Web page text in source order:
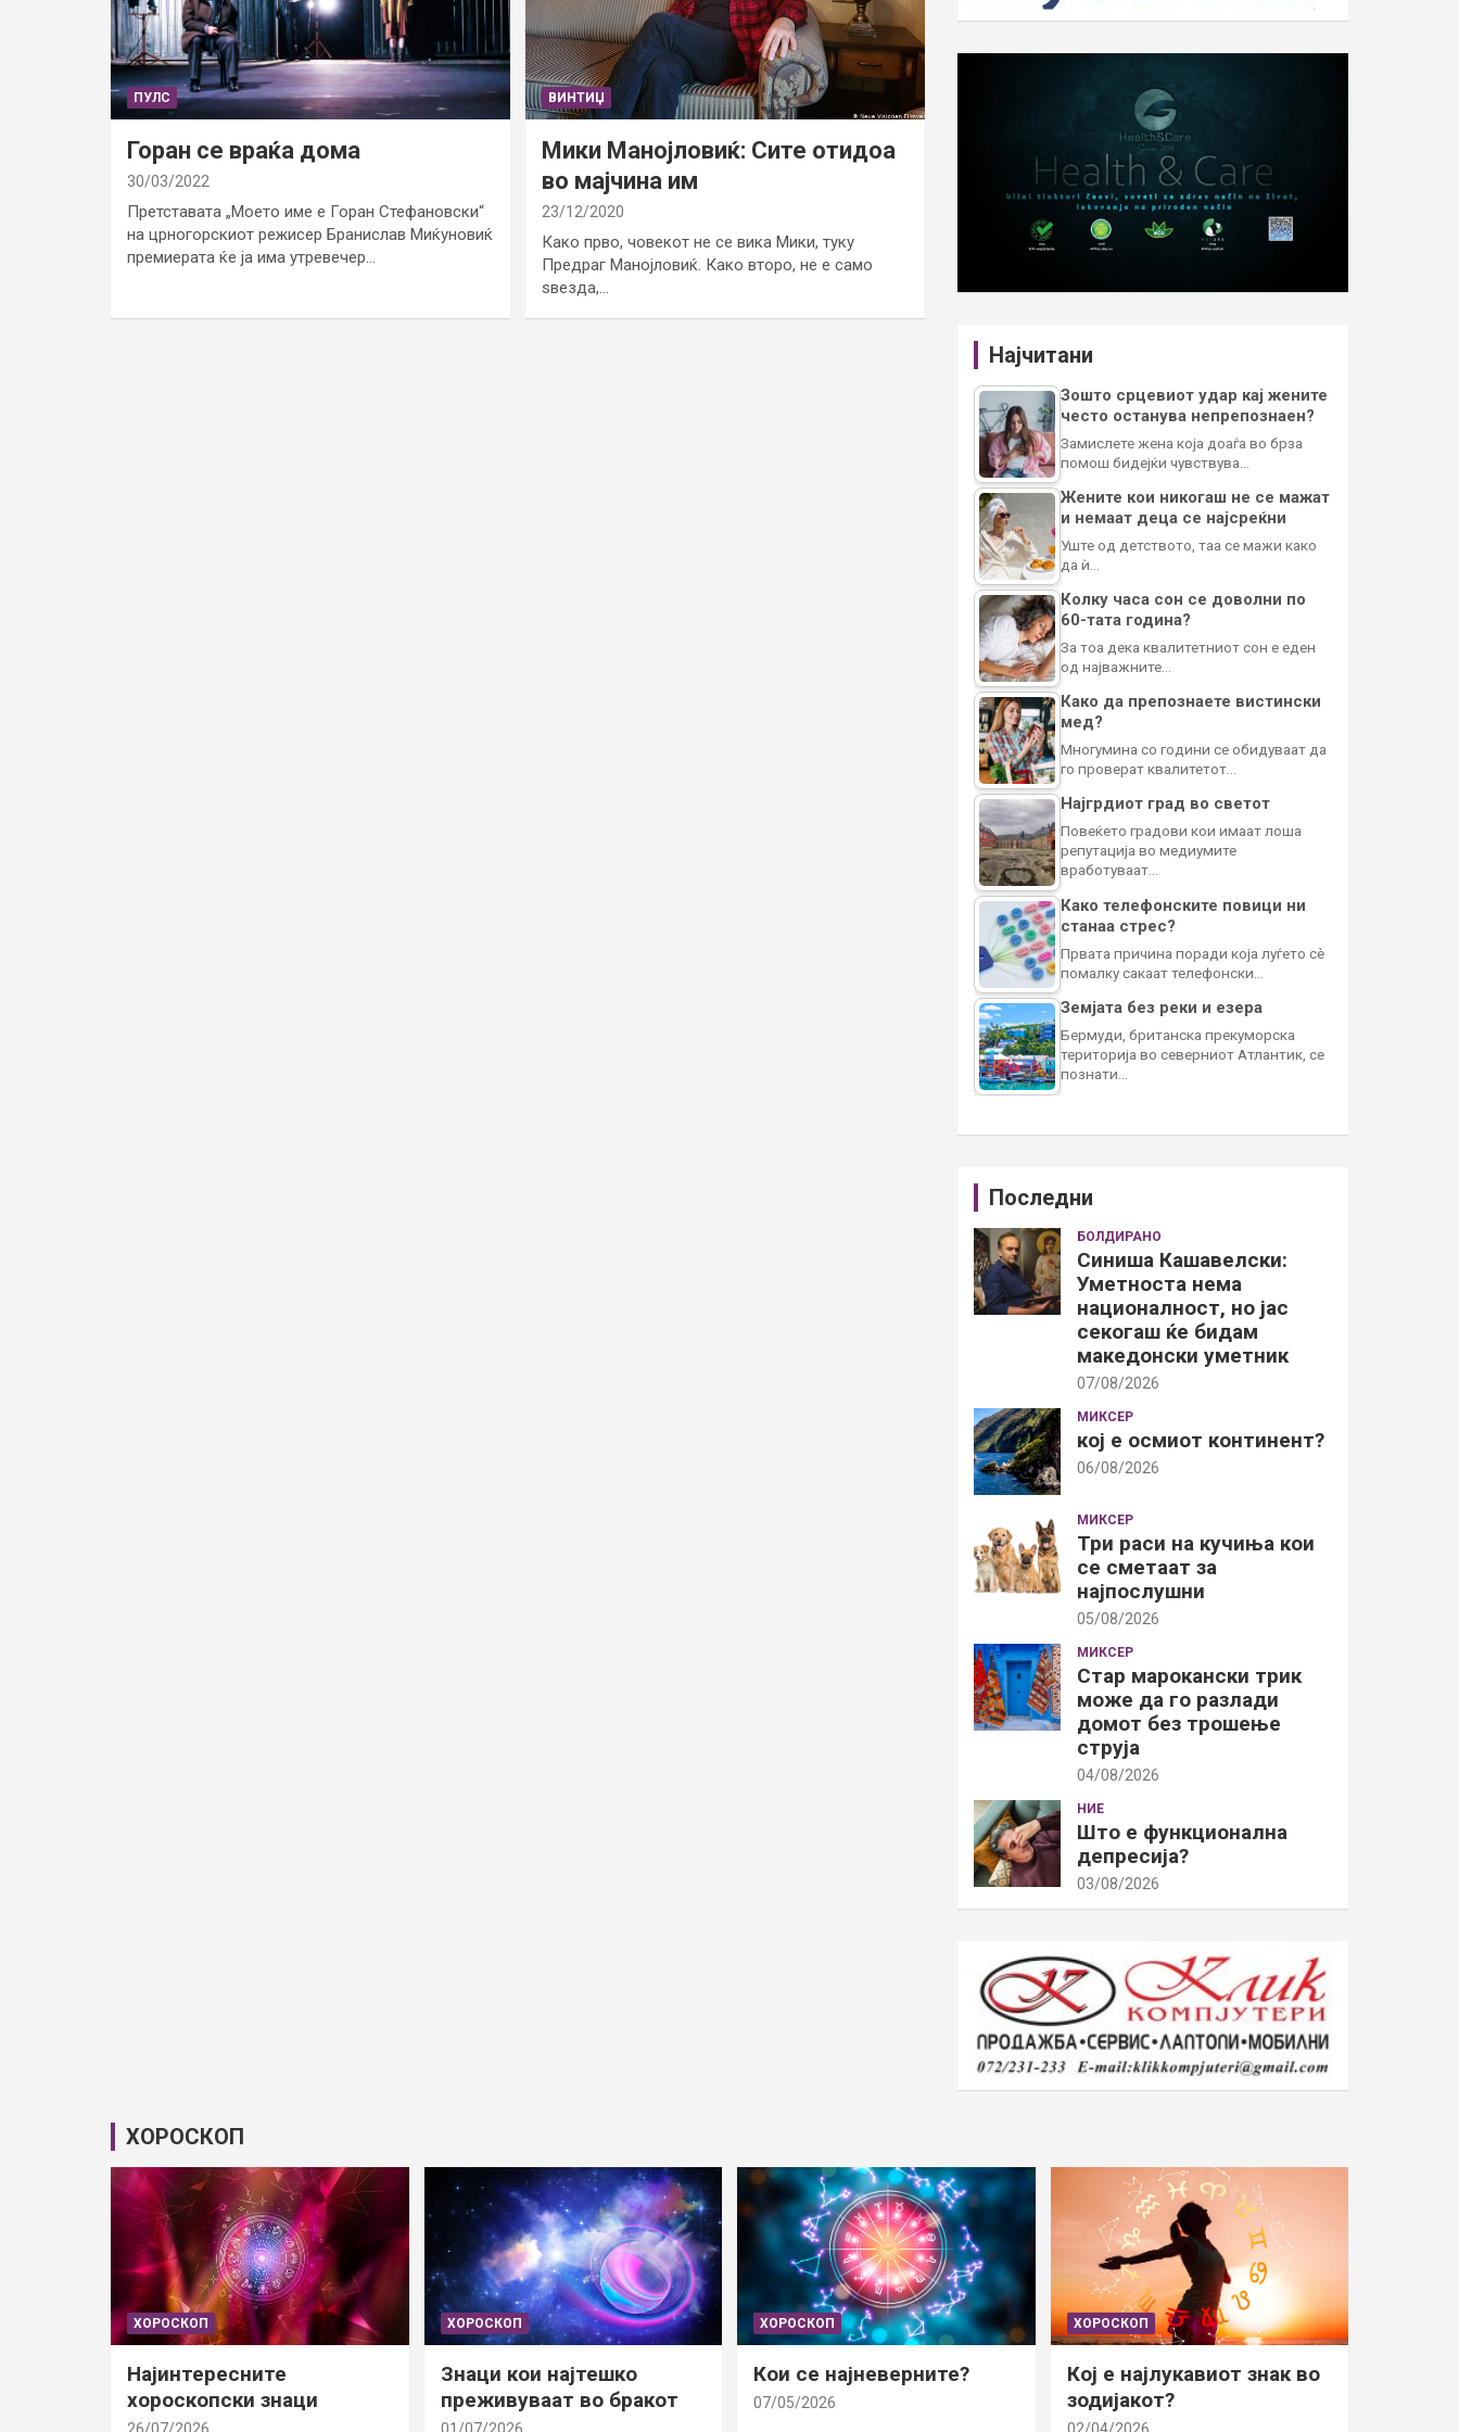
ПУЛС
Горан се враќа дома
30/03/2022
Претставата „Моето име е Горан Стефановски“
на црногорскиот режисер Бранислав Миќуновиќ
премиерата ќе ја има утревечер…
ВИНТИЏ
Мики Манојловиќ: Сите отидоа
во мајчина им
23/12/2020
Како прво, човекот не се вика Мики, туку
Предраг Манојловиќ. Како второ, не е само
ѕвезда,…
Најчитани
Зошто срцевиот удар кај жените
често останува непрепознаен?
Замислете жена која доаѓа во брза
помош бидејќи чувствува…
Жените кои никогаш не се мажат
и немаат деца се најсреќни
Уште од детството, таа се мажи како
да ѝ…
Колку часа сон се доволни по
60-тата година?
За тоа дека квалитетниот сон е еден
од најважните…
Како да препознаете вистински
мед?
Многумина со години се обидуваат да
го проверат квалитетот…
Најгрдиот град во светот
Повеќето градови кои имаат лоша
репутација во медиумите
вработуваат…
Како телефонските повици ни
станаа стрес?
Првата причина поради која луѓето сè
помалку сакаат телефонски…
Земјата без реки и езера
Бермуди, британска прекуморска
територија во северниот Атлантик, се
познати…
Последни
БОЛДИРАНО
Синиша Кашавелски:
Уметноста нема
националност, но јас
секогаш ќе бидам
македонски уметник
07/08/2026
МИКСЕР
кој е осмиот континент?
06/08/2026
МИКСЕР
Три раси на кучиња кои
се сметаат за
најпослушни
05/08/2026
МИКСЕР
Стар марокански трик
може да го разлади
домот без трошење
струја
04/08/2026
НИЕ
Што е функционална
депресија?
03/08/2026
ХОРОСКОП
ХОРОСКОП
Најинтересните
хороскопски знаци
ХОРОСКОП
Знаци кои најтешко
преживуваат во бракот
ХОРОСКОП
Кои се најневерните?
07/05/2026
ХОРОСКОП
Кој е најлукавиот знак во
зодијакот?